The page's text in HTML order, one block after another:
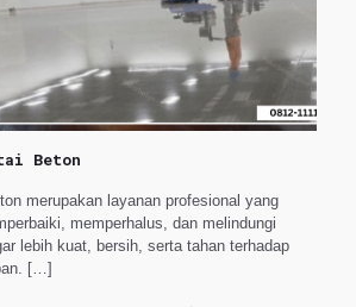
Beton
merupakan layanan profesional yang
memperhalus, dan melindungi
lebih kuat, bersih, serta tahan terhadap
[…]